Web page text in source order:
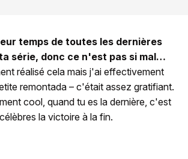
temps de toutes les dernières
série, donc ce n'est pas si mal…
réalisé cela mais j'ai effectivement
remontada – c'était assez gratifiant.
cool, quand tu es la dernière, c'est
la victoire à la fin.